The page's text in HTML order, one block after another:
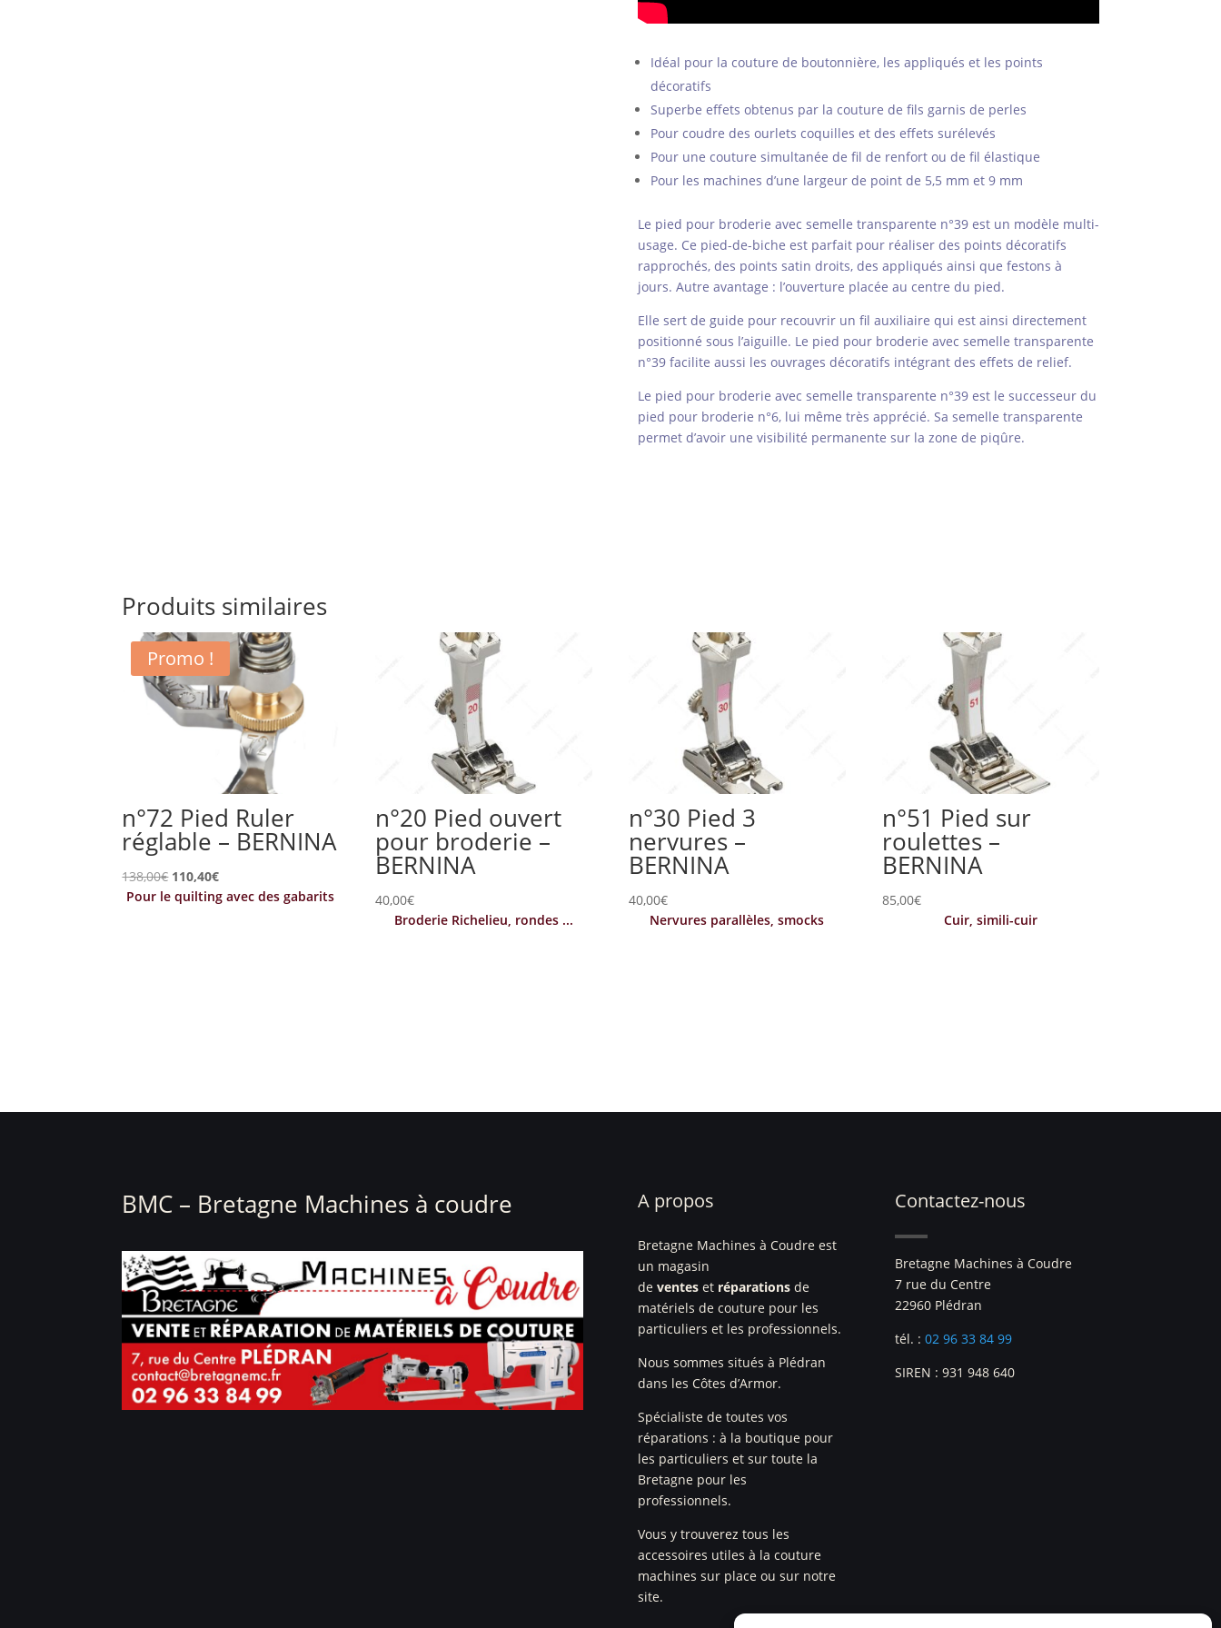
Idéal pour la couture de boutonnière, les appliqués et les points
décoratifs
Superbe effets obtenus par la couture de fils garnis de perles
Pour coudre des ourlets coquilles et des effets surélevés
Pour une couture simultanée de fil de renfort ou de fil élastique
Pour les machines d’une largeur de point de 5,5 mm et 9 mm
Le pied pour broderie avec semelle transparente n°39 est un modèle multi-
usage. Ce pied-de-biche est parfait pour réaliser des points décoratifs
rapprochés, des points satin droits, des appliqués ainsi que festons à
jours. Autre avantage : l’ouverture placée au centre du pied.
Elle sert de guide pour recouvrir un fil auxiliaire qui est ainsi directement
positionné sous l’aiguille. Le pied pour broderie avec semelle transparente
n°39 facilite aussi les ouvrages décoratifs intégrant des effets de relief.
Le pied pour broderie avec semelle transparente n°39 est le successeur du
pied pour broderie n°6, lui même très apprécié. Sa semelle transparente
permet d’avoir une visibilité permanente sur la zone de piqûre.
Produits similaires
Promo !
n°72 Pied Ruler
réglable – BERNINA
138,00€ Le
prix
110,40€Le
prix
Pour le quilting avec des gabarits
n°20 Pied ouvert
pour broderie –
BERNINA
40,00€
Broderie Richelieu, rondes ...
n°30 Pied 3
nervures –
BERNINA
40,00€
Nervures parallèles, smocks
n°51 Pied sur
roulettes –
BERNINA
85,00€
Cuir, simili-cuir
BMC – Bretagne Machines à coudre A propos
Bretagne Machines à Coudre est
un magasin
de ventes et réparations de
matériels de couture pour les
particuliers et les professionnels.
Nous sommes situés à Plédran
dans les Côtes d’Armor.
Spécialiste de toutes vos
réparations : à la boutique pour
les particuliers et sur toute la
Bretagne pour les
professionnels.
Vous y trouverez tous les
accessoires utiles à la couture
machines sur place ou sur notre
site.
Contactez-nous
Bretagne Machines à Coudre
7 rue du Centre
22960 Plédran
tél. :02 96 33 84 99
SIREN : 931 948 640